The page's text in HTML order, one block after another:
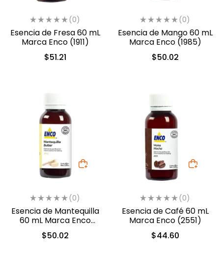
(0)
Esencia de Fresa 60 mL
Marca Enco (1911)
$51.21
(0)
Esencia de Mango 60 mL
Marca Enco (1985)
$50.02
(0)
Esencia de Mantequilla
60 mL Marca Enco
(2642)
$50.02
(0)
Esencia de Café 60 mL
Marca Enco (2551)
$44.60